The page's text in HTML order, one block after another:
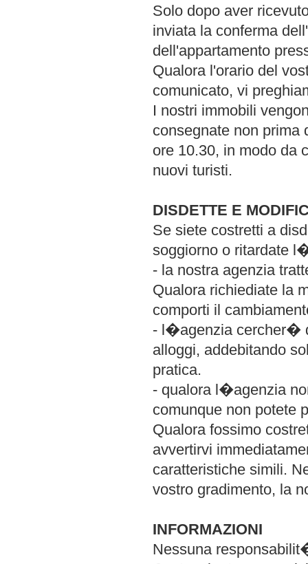
Solo dopo aver
inviata la conferma
dell'appartamento
Qualora l'orario del
comunicato, vi
I nostri immobili
consegnate non prima
ore 10.30, in modo da
nuovi turisti.
DISDETTE E
Se siete costretti a
soggiorno o ritardate
- la nostra agenzia
Qualora richiediate la
comporti il
- l�agenzia cercher�
alloggi, addebitando
pratica.
- qualora l�agenzia
comunque non
Qualora fossimo
avvertirvi
caratteristiche simili.
vostro gradimento, la
INFORMAZIONI
Nessuna